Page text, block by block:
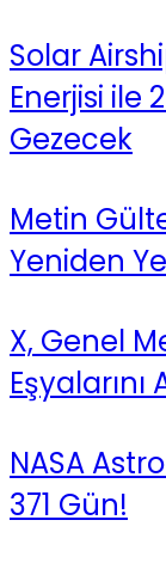
Solar
Enerjisi ile
Gezecek
Metin
Yeniden
X, Genel
NASA
371 Gün!